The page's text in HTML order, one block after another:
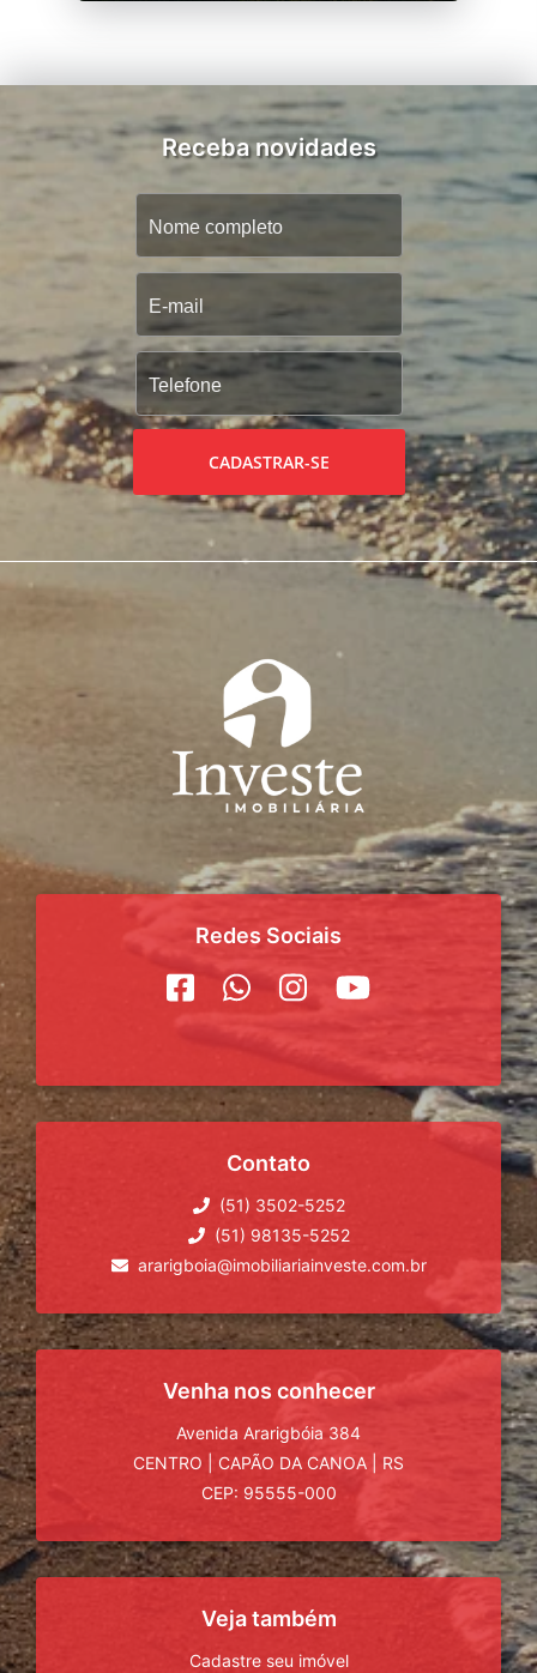
Receba novidades
CADASTRAR-SE
Redes Sociais
Contato
(51) 3502-5252
(51) 98135-5252
ararigboia@imobiliariainveste.com.br
Venha nos conhecer
Avenida Ararigbóia 384
CENTRO
CAPÃO DA CANOA
RS
CEP: 95555-000
Veja também
Cadastre seu imóvel